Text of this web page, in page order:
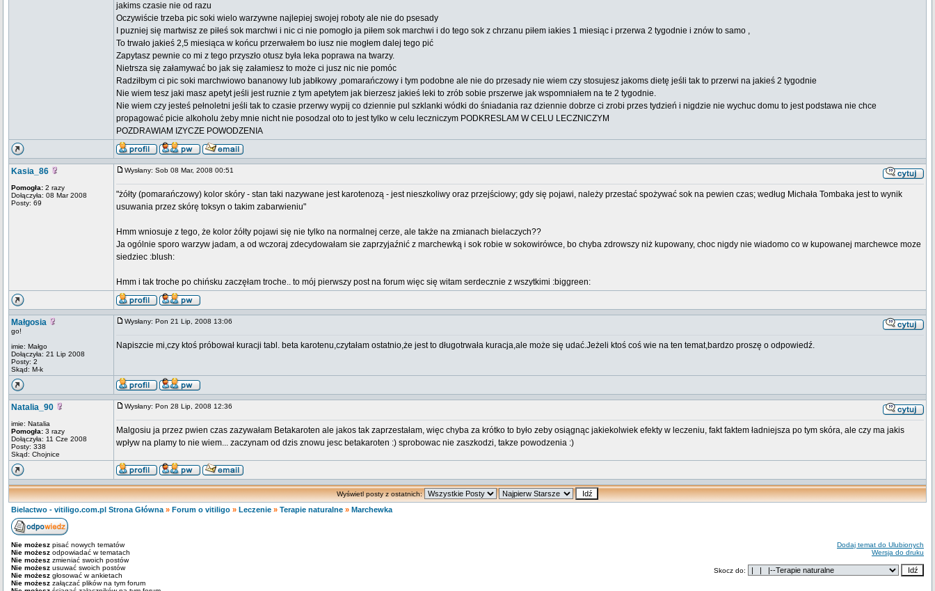
jakims czasie nie od razu
Oczywiście trzeba pic soki wielo warzywne najlepiej swojej roboty ale nie do psesady
I puzniej się martwisz ze piłeś sok marchwi i nic ci nie pomogło ja piłem sok marchwi i do tego sok z chrzanu piłem iakies 1 miesiąc i przerwa 2 tygodnie i znów to samo ,
To trwało jakieś 2,5 miesiąca w końcu przerwałem bo iusz nie mogłem dalej tego pić
Zapytasz pewnie co mi z tego przyszło otusz była leka poprawa na twarzy.
Nietrsza się załamywać bo jak się załamiesz to może ci jusz nic nie pomóc
Radziłbym ci pic soki marchwiowo bananowy lub jabłkowy ,pomarańczowy i tym podobne ale nie do przesady nie wiem czy stosujesz jakoms dietę jeśli tak to przerwi na jakieś 2 tygodnie
Nie wiem tesz jaki masz apetyt jeśli jest ruznie z tym apetytem jak bierzesz jakieś leki to zrób sobie prszerwe jak wspomniałem na te 2 tygodnie.
Nie wiem czy jesteś pełnoletni jeśli tak to czasie przerwy wypij co dziennie pul szklanki wódki do śniadania raz dziennie dobrze ci zrobi przes tydzień i nigdzie nie wychuc domu to jest podstawa nie chce
propagować picie alkoholu żeby mnie nicht nie posodzal oto to jest tylko w celu leczniczym PODKRESLAM W CELU LECZNICZYM
POZDRAWIAM IZYCZE POWODZENIA
Kasia_86
Pomogła: 2 razy
Dołączyła: 08 Mar 2008
Posty: 69
Wysłany: Sob 08 Mar, 2008 00:51
"żółty (pomarańczowy) kolor skóry - stan taki nazywane jest karotenozą - jest nieszkoliwy oraz przejściowy; gdy się pojawi, należy przestać spożywać sok na pewien czas; według Michała Tombaka jest to wynik
usuwania przez skórę toksyn o takim zabarwieniu"
Hmm wniosuje z tego, że kolor żółty pojawi się nie tylko na normalnej cerze, ale także na zmianach bielaczych??
Ja ogólnie sporo warzyw jadam, a od wczoraj zdecydowałam sie zaprzyjaźnić z marchewką i sok robie w sokowirówce, bo chyba zdrowszy niż kupowany, choc nigdy nie wiadomo co w kupowanej marchewce moze
siedziec :blush:
Hmm i tak troche po chińsku zaczęłam troche.. to mój pierwszy post na forum więc się witam serdecznie z wszytkimi :biggreen:
Małgosia
go!
imie: Małgo
Dołączyła: 21 Lip 2008
Posty: 2
Skąd: M-k
Wysłany: Pon 21 Lip, 2008 13:06
Napiszcie mi,czy ktoś próbował kuracji tabl. beta karotenu,czytałam ostatnio,że jest to długotrwała kuracja,ale może się udać.Jeżeli ktoś coś wie na ten temat,bardzo proszę o odpowiedź.
Natalia_90
imie: Natalia
Pomogła: 3 razy
Dołączyła: 11 Cze 2008
Posty: 338
Skąd: Chojnice
Wysłany: Pon 28 Lip, 2008 12:36
Malgosiu ja przez pwien czas zazywałam Betakaroten ale jakos tak zaprzestałam, więc chyba za krótko to było zeby osiągnąc jakiekolwiek efekty w leczeniu, fakt faktem ładniejsza po tym skóra, ale czy ma jakis
wpływ na plamy to nie wiem... zaczynam od dzis znowu jesc betakaroten :) sprobowac nie zaszkodzi, takze powodzenia :)
Wyświetl posty z ostatnich:
Bielactwo - vitiligo.com.pl Strona Główna » Forum o vitiligo » Leczenie » Terapie naturalne » Marchewka
Nie możesz pisać nowych tematów
Nie możesz odpowiadać w tematach
Nie możesz zmieniać swoich postów
Nie możesz usuwać swoich postów
Nie możesz głosować w ankietach
Nie możesz załączać plików na tym forum
Dodaj temat do Ulubionych
Wersja do druku
Skocz do: